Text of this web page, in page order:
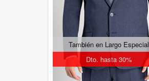
Dto. hasta 30%
También en Largo Especial